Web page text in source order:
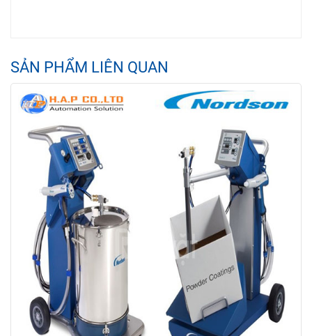
SẢN PHẨM LIÊN QUAN